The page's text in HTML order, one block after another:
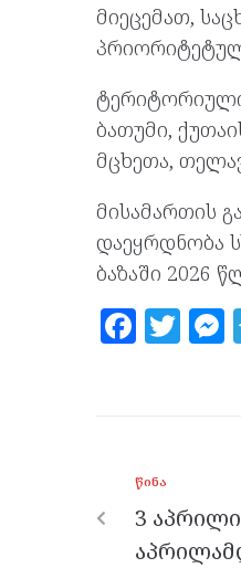
მიეცემათ,
ბათუმი,
მცხეთა,
მისამართის
დაეყრდნობა
ბაზაში 2026
F
o
o
k
T
ᲬᲘᲜᲐ
3